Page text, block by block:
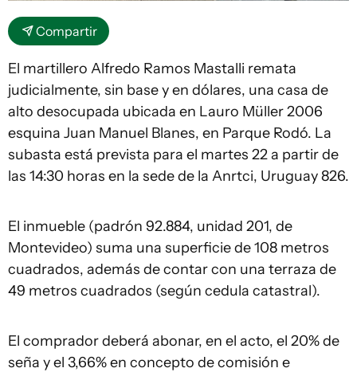
Compartir
El martillero Alfredo Ramos Mastalli remata
judicialmente, sin base y en dólares, una casa de
alto desocupada ubicada en Lauro Müller 2006
esquina Juan Manuel Blanes, en Parque Rodó. La
subasta está prevista para el martes 22 a partir de
las 14:30 horas en la sede de la Anrtci, Uruguay 826.
El inmueble (padrón 92.884, unidad 201, de
Montevideo) suma una superficie de 108 metros
cuadrados, además de contar con una terraza de
49 metros cuadrados (según cedula catastral).
El comprador deberá abonar, en el acto, el 20% de
seña y el 3,66% en concepto de comisión e